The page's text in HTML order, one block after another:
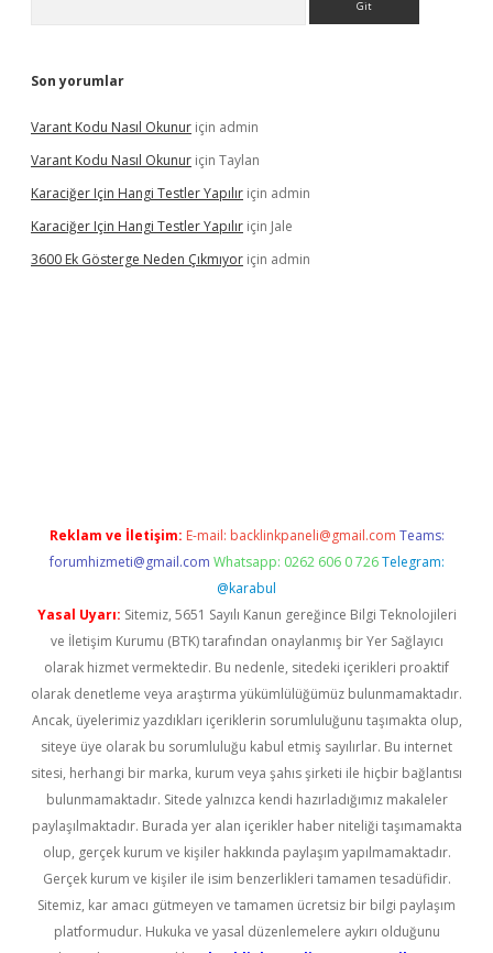
Son yorumlar
Varant Kodu Nasıl Okunur için admin
Varant Kodu Nasıl Okunur için Taylan
Karaciğer Için Hangi Testler Yapılır için admin
Karaciğer Için Hangi Testler Yapılır için Jale
3600 Ek Gösterge Neden Çıkmıyor için admin
Reklam ve İletişim: E-mail: backlinkpaneli@gmail.com Teams:
forumhizmeti@gmail.com Whatsapp: 0262 606 0 726 Telegram:
@karabul
Yasal Uyarı: Sitemiz, 5651 Sayılı Kanun gereğince Bilgi Teknolojileri
ve İletişim Kurumu (BTK) tarafından onaylanmış bir Yer Sağlayıcı
olarak hizmet vermektedir. Bu nedenle, sitedeki içerikleri proaktif
olarak denetleme veya araştırma yükümlülüğümüz bulunmamaktadır.
Ancak, üyelerimiz yazdıkları içeriklerin sorumluluğunu taşımakta olup,
siteye üye olarak bu sorumluluğu kabul etmiş sayılırlar. Bu internet
sitesi, herhangi bir marka, kurum veya şahıs şirketi ile hiçbir bağlantısı
bulunmamaktadır. Sitede yalnızca kendi hazırladığımız makaleler
paylaşılmaktadır. Burada yer alan içerikler haber niteliği taşımamakta
olup, gerçek kurum ve kişiler hakkında paylaşım yapılmamaktadır.
Gerçek kurum ve kişiler ile isim benzerlikleri tamamen tesadüfidir.
Sitemiz, kar amacı gütmeyen ve tamamen ücretsiz bir bilgi paylaşım
platformudur. Hukuka ve yasal düzenlemelere aykırı olduğunu